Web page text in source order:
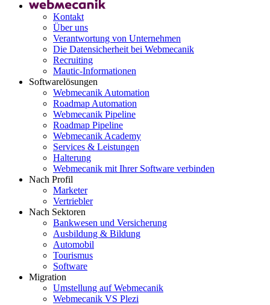
Kontakt
Über uns
Verantwortung von Unternehmen
Die Datensicherheit bei Webmecanik
Recruiting
Mautic-Informationen
Softwarelösungen
Webmecanik Automation
Roadmap Automation
Webmecanik Pipeline
Roadmap Pipeline
Webmecanik Academy
Services & Leistungen
Halterung
Webmecanik mit Ihrer Software verbinden
Nach Profil
Marketer
Vertriebler
Nach Sektoren
Bankwesen und Versicherung
Ausbildung & Bildung
Automobil
Tourismus
Software
Migration
Umstellung auf Webmecanik
Webmecanik VS Plezi